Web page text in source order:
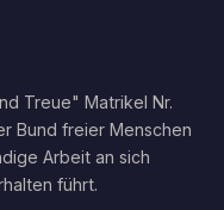
Treue" Matrikel Nr.
Bund freier Menschen
Arbeit an sich
führt.